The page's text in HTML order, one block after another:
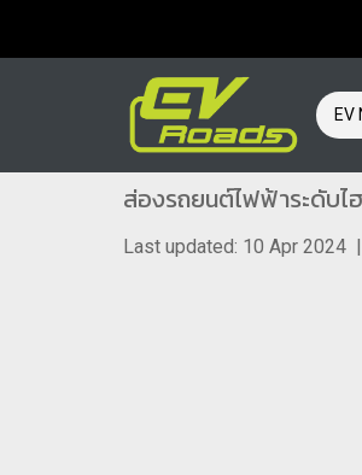
EV
ส่องรถยนต์ไฟฟ้าระดับไ
Last updated: 10 Apr 2024 |